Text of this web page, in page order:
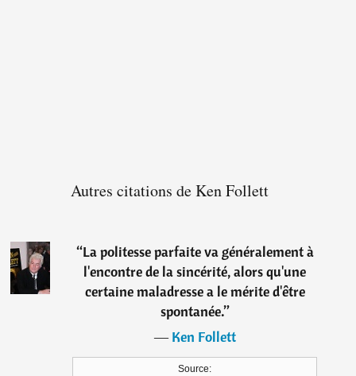
Autres citations de Ken Follett
“La politesse parfaite va généralement à
l'encontre de la sincérité, alors qu'une
certaine maladresse a le mérite d'être
spontanée.”
―Ken Follett
Source: